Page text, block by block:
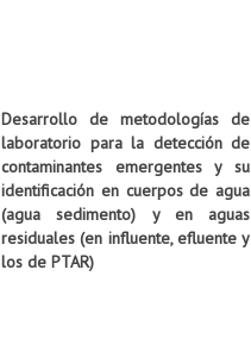
Desarrollo de metodologías de
laboratorio para la detección de
contaminantes emergentes y su
identificación en cuerpos de agua
(agua sedimento) y en aguas
residuales (en influente, efluente y
los de PTAR)